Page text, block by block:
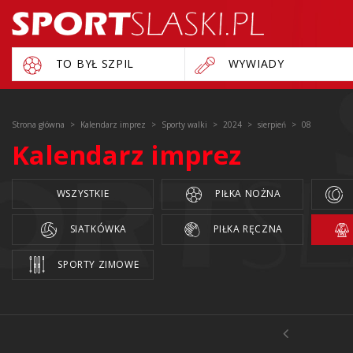
TO BYŁ SZPIL WYWIADY
Strona główna Kalendarz imprez Sporty walki 2024 sierpień 08
Kalendarz imprez
WSZYSTKIE PIŁKA NOŻNA
SIATKÓWKA PIŁKA RĘCZNA
SPORTY ZIMOWE